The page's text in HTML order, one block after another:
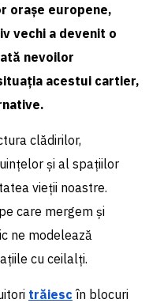
orașe europene,
vechi a devenit o
nevoilor
acestui cartier,
clădirilor,
și al spațiilor
vieții noastre.
care mergem și
ne modelează
cu ceilalți.
trăiesc în blocuri